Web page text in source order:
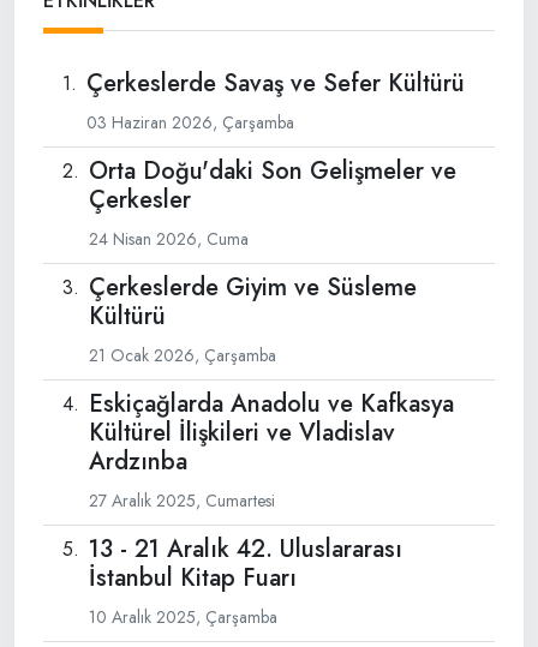
Çerkeslerde Savaş ve Sefer Kültürü
03 Haziran 2026, Çarşamba
Orta Doğu'daki Son Gelişmeler ve
Çerkesler
24 Nisan 2026, Cuma
Çerkeslerde Giyim ve Süsleme
Kültürü
21 Ocak 2026, Çarşamba
Eskiçağlarda Anadolu ve Kafkasya
Kültürel İlişkileri ve Vladislav
Ardzınba
27 Aralık 2025, Cumartesi
13 - 21 Aralık 42. Uluslararası
İstanbul Kitap Fuarı
10 Aralık 2025, Çarşamba